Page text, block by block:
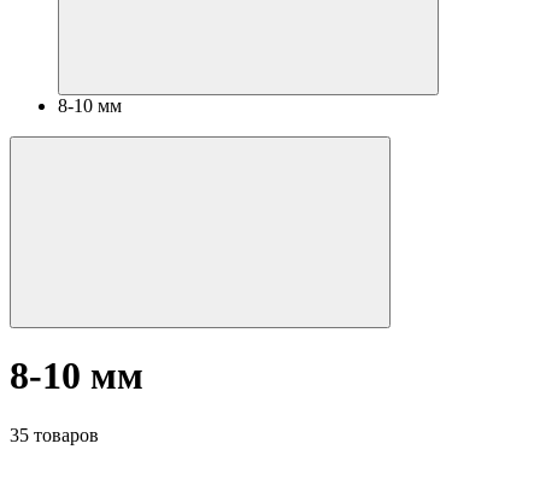
8-10 мм
8-10 мм
35 товаров